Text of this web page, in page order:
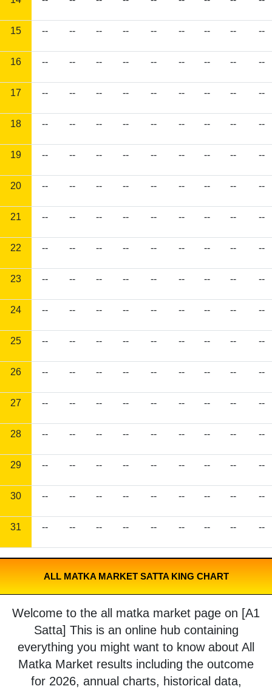
15 -- -- -- -- -- -- -- -- --
16 -- -- -- -- -- -- -- -- --
17 -- -- -- -- -- -- -- -- --
18 -- -- -- -- -- -- -- -- --
19 -- -- -- -- -- -- -- -- --
20 -- -- -- -- -- -- -- -- --
21 -- -- -- -- -- -- -- -- --
22 -- -- -- -- -- -- -- -- --
23 -- -- -- -- -- -- -- -- --
24 -- -- -- -- -- -- -- -- --
25 -- -- -- -- -- -- -- -- --
26 -- -- -- -- -- -- -- -- --
27 -- -- -- -- -- -- -- -- --
28 -- -- -- -- -- -- -- -- --
29 -- -- -- -- -- -- -- -- --
30 -- -- -- -- -- -- -- -- --
31 -- -- -- -- -- -- -- -- --
ALL MATKA MARKET SATTA KING CHART
Welcome to the all matka market page on [A1
Satta] This is an online hub containing
everything you might want to know about All
Matka Market results including the outcome
for 2026, annual charts, historical data,